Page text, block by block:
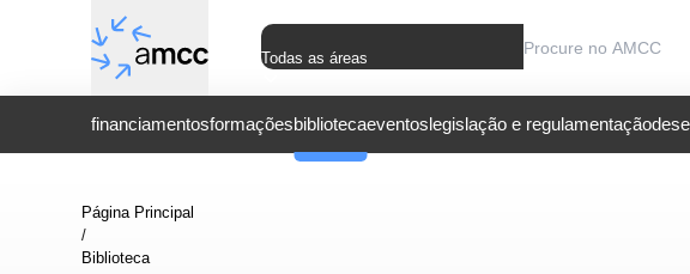
Todas as áreas
financiamentosformaçõesbibliotecaeventoslegislação e regulamentação
Página Principal
/
Biblioteca